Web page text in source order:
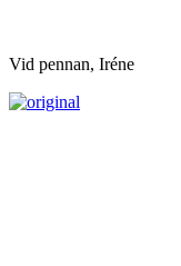
Vid pennan, Iréne